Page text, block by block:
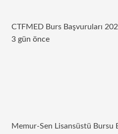
CTFMED Burs Başvuruları
3 gün önce
Memur-Sen Lisansüstü Bursu